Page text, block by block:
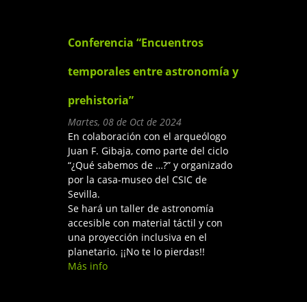
Conferencia “Encuentros
temporales entre astronomía y
prehistoria”
Martes, 08 de Oct de 2024
En colaboración con el arqueólogo
Juan F. Gibaja, como parte del ciclo
“¿Qué sabemos de …?” y organizado
por la casa-museo del CSIC de
Sevilla.
Se hará un taller de astronomía
accesible con material táctil y con
una proyección inclusiva en el
planetario. ¡¡No te lo pierdas!!
Más info